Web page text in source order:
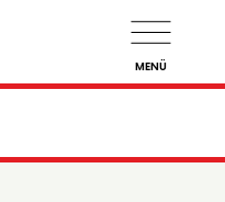
MENÜ